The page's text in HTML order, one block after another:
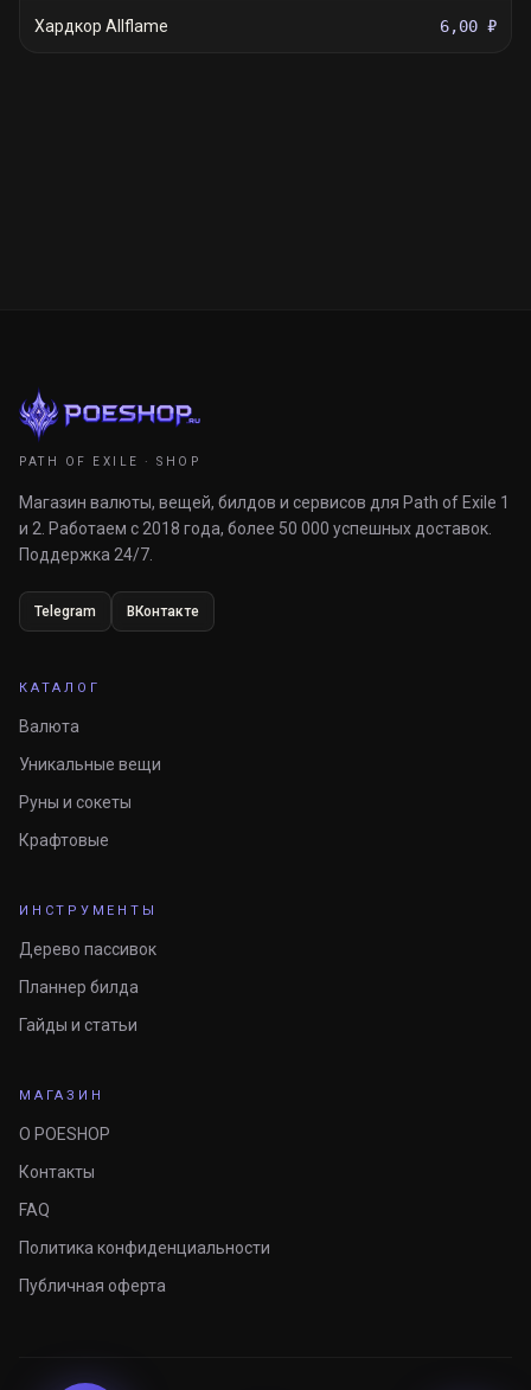
Хардкор Allflame 6,00 ₽
PATH OF EXILE · SHOP
Магазин валюты, вещей, билдов и сервисов для Path of Exile 1
и 2. Работаем с 2018 года, более 50 000 успешных доставок.
Поддержка 24/7.
Telegram ВКонтакте
КАТАЛОГ
Валюта
Уникальные вещи
Руны и сокеты
Крафтовые
ИНСТРУМЕНТЫ
Дерево пассивок
Планнер билда
Гайды и статьи
МАГАЗИН
О POESHOP
Контакты
FAQ
Политика конфиденциальности
Публичная оферта